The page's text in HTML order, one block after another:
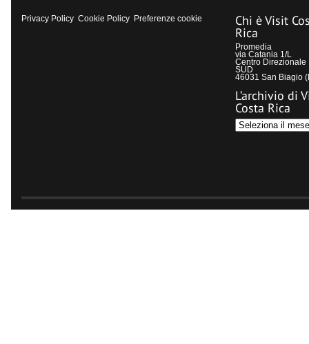
Privacy Policy Cookie Policy Preferenze cookie Chi è Visit
Rica
Promedia
via Catania 1/L
Centro Direzionale
SUD
46031 San Biagio
L’archivio di
Costa Rica
L’archivio
di